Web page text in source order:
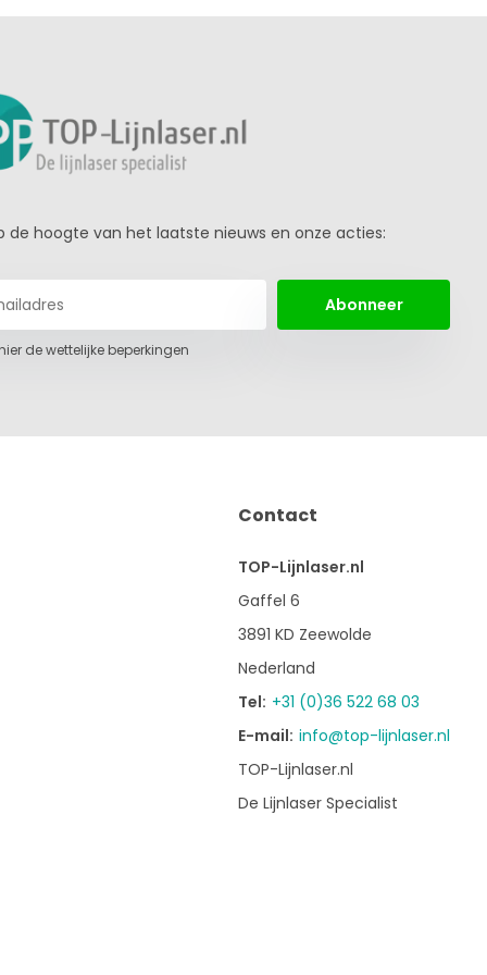
de hoogte van het laatste nieuws en onze acties:
Abonneer
de wettelijke beperkingen
Contact
TOP-Lijnlaser.nl
Gaffel 6
3891 KD Zeewolde
Nederland
Tel: +31 (0)36 522 68 03
E-mail: info@top-lijnlaser.nl
TOP-Lijnlaser.nl
De Lijnlaser Specialist